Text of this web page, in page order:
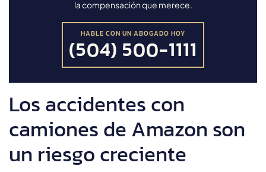
la compensación que merece.
HABLE CON UN ABOGADO HOY
(504) 500-1111
Los accidentes con
camiones de Amazon son
un riesgo creciente